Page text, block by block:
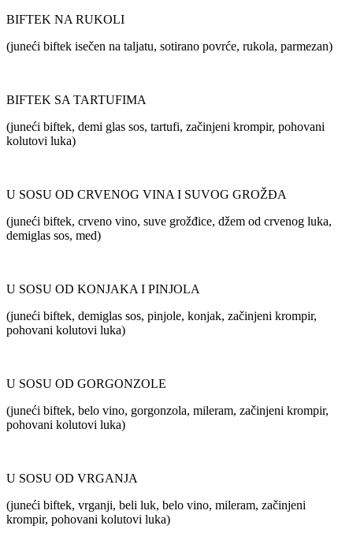
BIFTEK NA RUKOLI
(juneći biftek isečen na taljatu, sotirano povrće, rukola, parmezan)
BIFTEK SA TARTUFIMA
(juneći biftek, demi glas sos, tartufi, začinjeni krompir, pohovani
kolutovi luka)
U SOSU OD CRVENOG VINA I SUVOG GROŽĐA
(juneći biftek, crveno vino, suve grožđice, džem od crvenog luka,
demiglas sos, med)
U SOSU OD KONJAKA I PINJOLA
(juneći biftek, demiglas sos, pinjole, konjak, začinjeni krompir,
pohovani kolutovi luka)
U SOSU OD GORGONZOLE
(juneći biftek, belo vino, gorgonzola, mileram, začinjeni krompir,
pohovani kolutovi luka)
U SOSU OD VRGANJA
(juneći biftek, vrganji, beli luk, belo vino, mileram, začinjeni
krompir, pohovani kolutovi luka)